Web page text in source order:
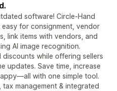
software! Circle-Hand
for consignment, vendor
link items with vendors, and
AI image recognition.
while offering sellers
updates. Save time, increase
with one simple tool.
management & integrated